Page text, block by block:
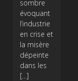
sombre
évoquant
l’industrie
en crise et
la misère
dépeinte
dans les
[…]